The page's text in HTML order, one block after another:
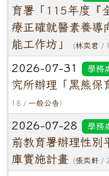
育署「115年度『
療正確就醫素養導
能工作坊」
(林奕君 /
2026-07-31 學務
究所辦理「黑熊保
18 / 一般公告)
2026-07-28 學務
前教育署辦理性別
庫實施計畫
(張奕軒 /